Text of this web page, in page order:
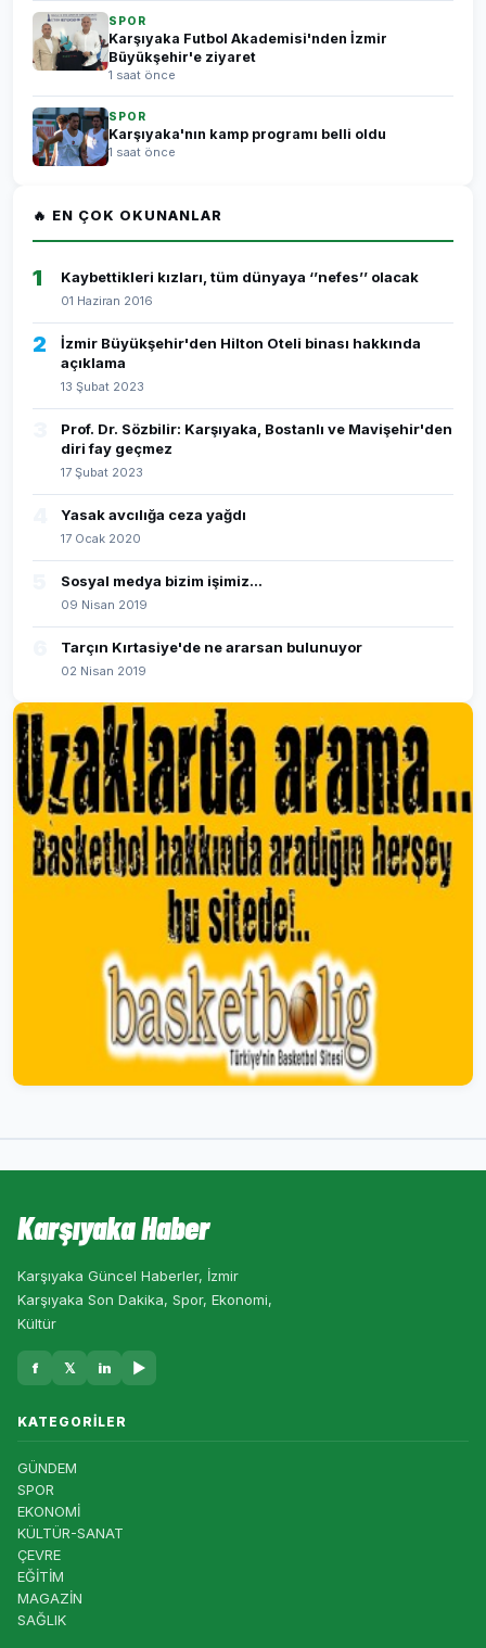
SPOR
Karşıyaka Futbol Akademisi'nden İzmir
Büyükşehir'e ziyaret
1 saat önce
SPOR
Karşıyaka'nın kamp programı belli oldu
1 saat önce
🔥 EN ÇOK OKUNANLAR
1 Kaybettikleri kızları, tüm dünyaya ‘’nefes’’ olacak
01 Haziran 2016
2
İzmir Büyükşehir'den Hilton Oteli binası hakkında
açıklama
13 Şubat 2023
Prof. Dr. Sözbilir: Karşıyaka, Bostanlı ve Mavişehir'den
diri fay geçmez
17 Şubat 2023
Yasak avcılığa ceza yağdı
17 Ocak 2020
Sosyal medya bizim işimiz...
09 Nisan 2019
Tarçın Kırtasiye'de ne ararsan bulunuyor
02 Nisan 2019
Karşıyaka Haber
Karşıyaka Güncel Haberler, İzmir
Karşıyaka Son Dakika, Spor, Ekonomi,
Kültür
f 𝕏 in ▶
KATEGORILER
GÜNDEM
SPOR
EKONOMİ
KÜLTÜR-SANAT
ÇEVRE
EĞİTİM
MAGAZİN
SAĞLIK